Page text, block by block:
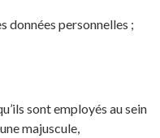
données personnelles ;
sont employés au sein
majuscule,